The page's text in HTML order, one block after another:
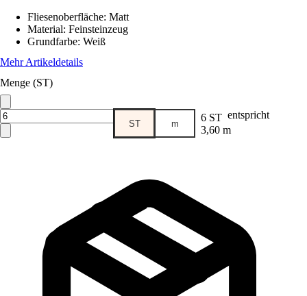
Fliesenoberfläche: Matt
Material: Feinsteinzeug
Grundfarbe: Weiß
Mehr Artikeldetails
Menge (ST)
ST m 6 ST entspricht
3,60 m